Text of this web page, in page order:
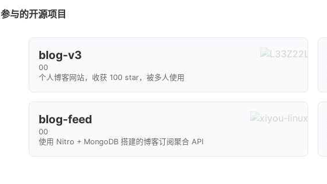
参与的开源项目
blog-v3
00
个人博客网站，收获 100 star，被多人使用
blog-feed
00
使用 Nitro + MongoDB 搭建的博客订阅聚合 API